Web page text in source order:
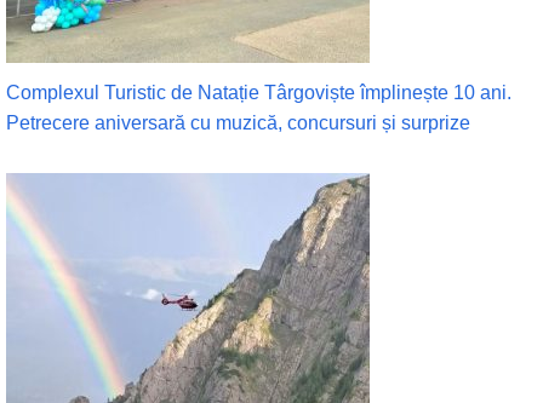
Complexul Turistic de Natație Târgoviște împlinește 10 ani.
Petrecere aniversară cu muzică, concursuri și surprize